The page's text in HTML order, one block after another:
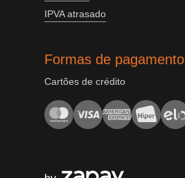
IPVA atrasado
Formas de pagamento
Cartões de crédito